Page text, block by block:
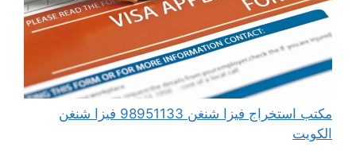
مكتب استخراج فيزا شنغن 98951133 فيزا شنغن
الكويت